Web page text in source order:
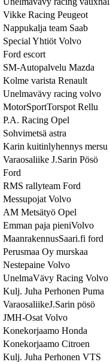
Vikke Racing Peugeot
Nappukalja team Saab
Special Yhtiöt Volvo
Ford escort
SM-Autopalvelu Mazda
Kolme varista Renault
Unelmavävy racing volvo
MotorSportTorspot Rellu
P.A. Racing Opel
Sohvimetsä astra
Karin kuitinlyhennys mersu
Varaosaliike J.Sarin Pösö
Ford
RMS rallyteam Ford
Messupojat Volvo
AM Metsätyö Opel
Emman paja pieniVolvo
MaanrakennusSaari.fi ford
Perusmaa Oy murskaa
Nestepaine Volvo
UnelmaVävy Racing Volvo
Kulj. Juha Perhonen Puma
VaraosaliikeJ.Sarin pösö
JMH-Osat Volvo
Konekorjaamo Honda
Konekorjaamo Citroen
Kulj. Juha Perhonen VTS